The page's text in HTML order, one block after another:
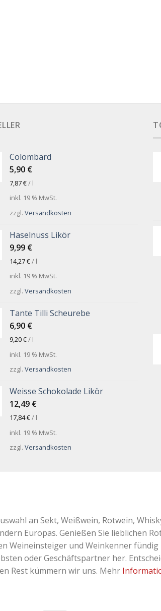
Colombard
5,90 €
7,87€/ l
inkl. 19 % MwSt.
zzgl. Versandkosten
Haselnuss Likör
9,99 €
14,27€/ l
inkl. 19 % MwSt.
zzgl. Versandkosten
Tante Tilli Scheurebe
6,90 €
9,20€/ l
inkl. 19 % MwSt.
zzgl. Versandkosten
Weisse Schokolade Likör
12,49 €
17,84€/ l
inkl. 19 % MwSt.
zzgl. Versandkosten
an Sekt, Weißwein, Rotwein,
Europas. Genießen Sie lieblichen
Weineinsteiger und Weinkenner
oder Geschäftspartner her.
Rest kümmern wir uns. Mehr